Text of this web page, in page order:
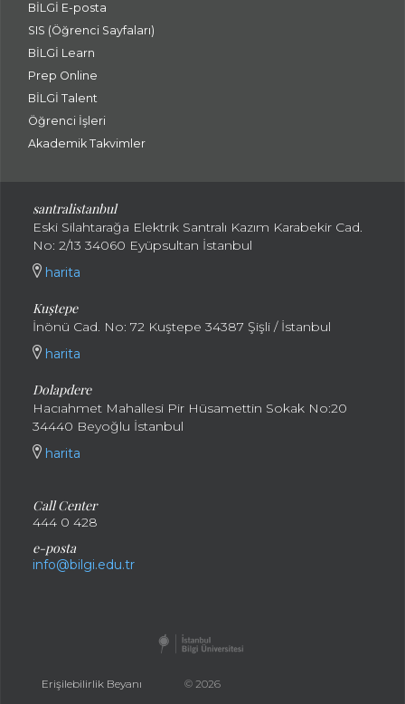
BİLGİ E-posta
SIS (Öğrenci Sayfaları)
BİLGİ Learn
Prep Online
BİLGİ Talent
Öğrenci İşleri
Akademik Takvimler
santralistanbul
Eski Silahtarağa Elektrik Santralı Kazım Karabekir Cad.
No: 2/13 34060 Eyüpsultan İstanbul
harita
Kuştepe
İnönü Cad. No: 72 Kuştepe 34387 Şişli / İstanbul
harita
Dolapdere
Hacıahmet Mahallesi Pir Hüsamettin Sokak No:20
34440 Beyoğlu İstanbul
harita
Call Center
444 0 428
e-posta
info@bilgi.edu.tr
Erişilebilirlik Beyanı © 2026